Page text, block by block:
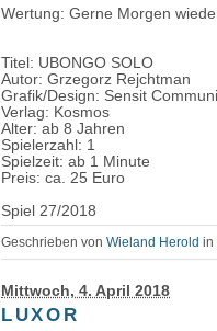
Wertung: Gerne Morgen
Titel: UBONGO SOLO
Autor: Grzegorz Rejchtman
Grafik/Design: Sensit
Verlag: Kosmos
Alter: ab 8 Jahren
Spielerzahl: 1
Spielzeit: ab 1 Minute
Preis: ca. 25 Euro
Spiel 27/2018
Geschrieben vonWieland Herold in
Mittwoch, 4. April 2018
LUXOR